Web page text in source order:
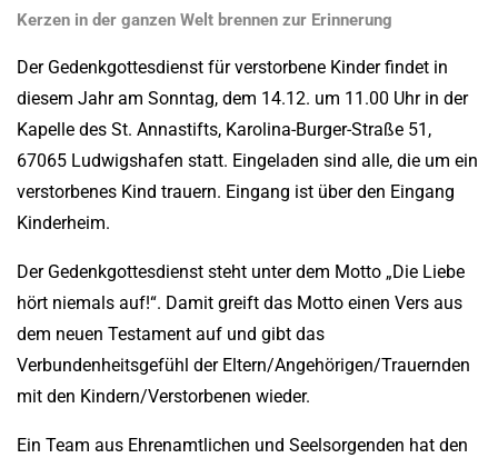
Kerzen in der ganzen Welt brennen zur Erinnerung
Der Gedenkgottesdienst für verstorbene Kinder findet in
diesem Jahr am Sonntag, dem 14.12. um 11.00 Uhr in der
Kapelle des St. Annastifts, Karolina-Burger-Straße 51,
67065 Ludwigshafen statt. Eingeladen sind alle, die um ein
verstorbenes Kind trauern. Eingang ist über den Eingang
Kinderheim.
Der Gedenkgottesdienst steht unter dem Motto „Die Liebe
hört niemals auf!“. Damit greift das Motto einen Vers aus
dem neuen Testament auf und gibt das
Verbundenheitsgefühl der Eltern/Angehörigen/Trauernden
mit den Kindern/Verstorbenen wieder.
Ein Team aus Ehrenamtlichen und Seelsorgenden hat den